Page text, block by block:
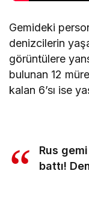
Gemideki
denizcilerin
görüntülere
bulunan 12
kalan 6’sı ise
Rus gemi
battı!